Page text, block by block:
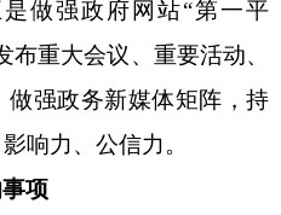
做强政府网站“第一平
布重大会议、重要活动、
强政务新媒体矩阵，持
响力、公信力。
项